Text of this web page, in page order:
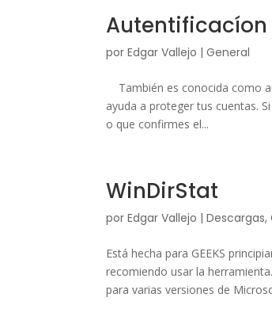
Autentificacíon
porEdgar Vallejo |General
También es conocida como
ayuda a proteger tus cuentas.
o que confirmes el...
WinDirStat
porEdgar Vallejo |Descargas,
Está hecha para GEEKS
recomiendo usar la
para varias versiones de